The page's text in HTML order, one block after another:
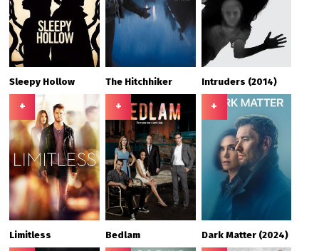
Sleepy Hollow The Hitchhiker Intruders (2014)
+
Limitless
+
Bedlam
+
Dark Matter (2024)